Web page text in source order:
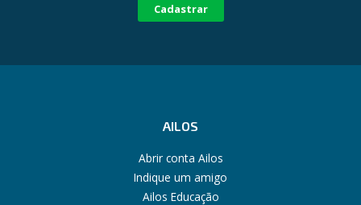
Cadastrar
AILOS
Abrir conta Ailos
Indique um amigo
Ailos Educação